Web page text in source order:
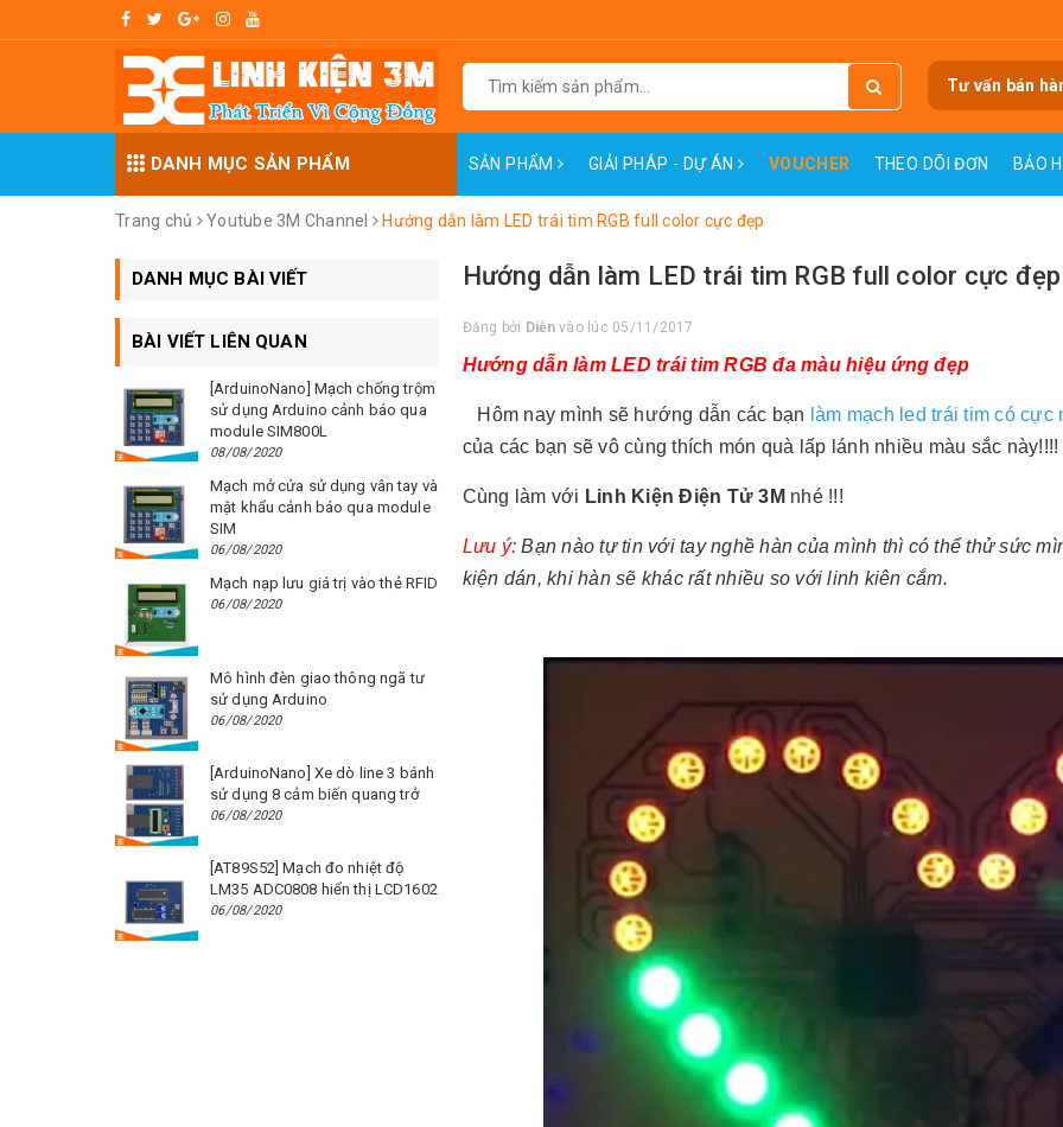
Tư vấn bán
DANH MỤC SẢN PHẨM SẢN PHẨM GIẢI PHÁP - DỰ ÁN VOUCHER THEO DÕI ĐƠN BẢO
Trang chủ Youtube 3M Channel Hướng dẫn làm LED trái tim RGB full color cực đẹp
Hướng dẫn làm LED trái tim RGB full color cực đẹp
Đăng bởi Diễnvào lúc 05/11/2017
Hướng dẫn làm LED trái tim RGB đa màu hiệu ứng đẹp
Hôm nay mình sẽ hướng dẫn các bạn làm mạch led trái tim có
của các bạn sẽ vô cùng thích món quà lấp lánh nhiều màu sắc này!!!!
Cùng làm với Linh Kiện Điện Tử 3M nhé !!!
Lưu ý: Bạn nào tự tin với tay nghề hàn của mình thì có thể thử sức
kiện dán, khi hàn sẽ khác rất nhiều so với linh kiên cắm.
DANH MỤC BÀI VIẾT
BÀI VIẾT LIÊN QUAN
[ArduinoNano] Mạch chống trộm
sử dụng Arduino cảnh báo qua
module SIM800L
08/08/2020
Mạch mở cửa sử dụng vân tay và
mật khẩu cảnh báo qua module
SIM
06/08/2020
Mạch nạp lưu giá trị vào thẻ RFID
06/08/2020
Mô hình đèn giao thông ngã tư
sử dụng Arduino
06/08/2020
[ArduinoNano] Xe dò line 3 bánh
sử dụng 8 cảm biến quang trở
06/08/2020
[AT89S52] Mạch đo nhiệt độ
LM35 ADC0808 hiển thị LCD1602
06/08/2020